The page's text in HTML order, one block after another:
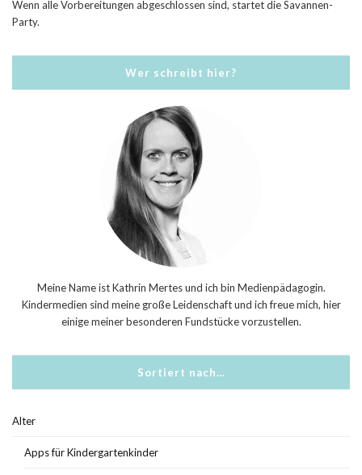
Wenn alle Vorbereitungen abgeschlossen sind, startet die Savannen-
Party.
Wer schreibt hier?
Meine Name ist Kathrin Mertes und ich bin Medienpädagogin.
Kindermedien sind meine große Leidenschaft und ich freue mich, hier
einige meiner besonderen Fundstücke vorzustellen.
Sortiert nach…
Alter
Apps für Kindergartenkinder